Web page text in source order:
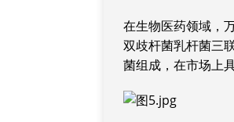
在生物医药领域，
双歧杆菌乳杆菌三
菌组成，在市场上